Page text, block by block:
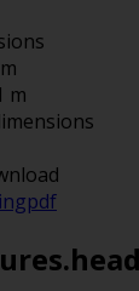
m
pdf